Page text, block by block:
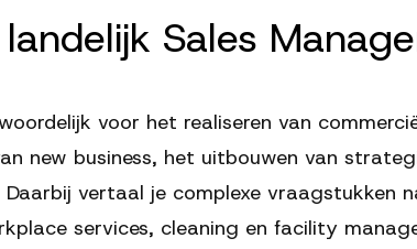
landelijk Sales
voor het realiseren van
new business, het uitbouwen van
vertaal je complexe vraagstukken
services, cleaning en facility